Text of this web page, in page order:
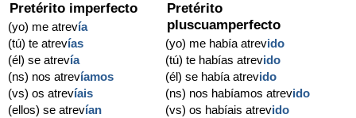
Pretérito imperfecto
(yo) me atrevía
(tú) te atrevías
(él) se atrevía
(ns) nos atrevíamos
(vs) os atrevíais
(ellos) se atrevían
Pretérito
pluscuamperfecto
(yo) me había atrevido
(tú) te habías atrevido
(él) se había atrevido
(ns) nos habíamos atrevido
(vs) os habíais atrevido